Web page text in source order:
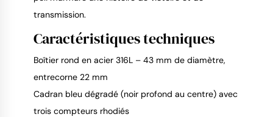
transmission.
Caractéristiques techniques
Boîtier rond en acier 316L – 43 mm de diamètre,
entrecorne 22 mm
Cadran bleu dégradé (noir profond au centre) avec
trois compteurs rhodiés